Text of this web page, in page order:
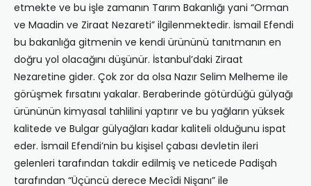
etmekte ve bu işle zamanın Tarım Bakanlığı yani “Orman
ve Maadin ve Ziraat Nezareti” ilgilenmektedir. İsmail Efendi
bu bakanlığa gitmenin ve kendi ürününü tanıtmanın en
doğru yol olacağını düşünür. İstanbul’daki Ziraat
Nezaretine gider. Çok zor da olsa Nazır Selim Melheme ile
görüşmek fırsatını yakalar. Beraberinde götürdüğü gülyağı
ürününün kimyasal tahlilini yaptırır ve bu yağların yüksek
kalitede ve Bulgar gülyağları kadar kaliteli olduğunu ispat
eder. İsmail Efendi’nin bu kişisel çabası devletin ileri
gelenleri tarafından takdir edilmiş ve neticede Padişah
tarafından “Üçüncü derece Mecîdi Nişanı” ile